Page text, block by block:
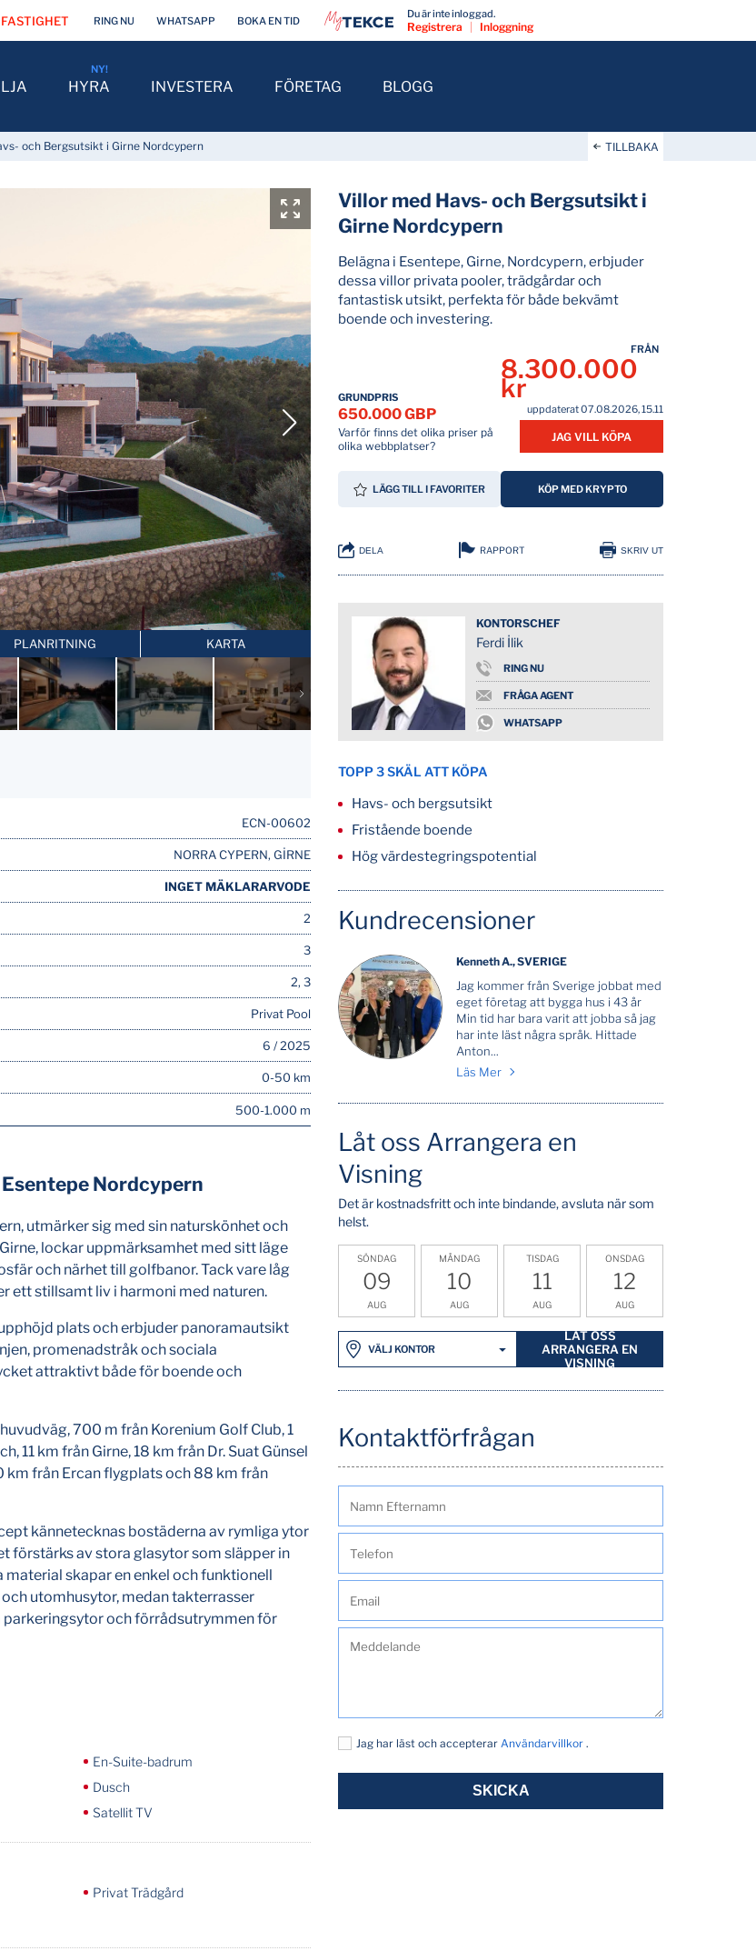
och Bergsutsikt i Girne Nordcypern TILLBAKA
PLANRITNING KARTA
DELA RAPPORT SKRIV UT
Villor med Havs- och Bergsutsikt i
Girne Nordcypern
Belägna i Esentepe, Girne, Nordcypern, erbjuder
dessa villor privata pooler, trädgårdar och
fantastisk utsikt, perfekta för både bekvämt
boende och investering.
GRUNDPRIS
650.000 GBP
Varför finns det olika priser på
olika webbplatser?
FRÅN
8.300.000
kr
uppdaterat 07.08.2026, 15.11
JAG VILL KÖPA
LÄGG TILL I FAVORITER KÖP MED KRYPTO
ECN-00602
NORRA CYPERN, GİRNE
INGET MÄKLARARVODE
2
3
2, 3
Privat Pool
6 / 2025
0-50 km
500-1.000 m
TOPP 3 SKÄL ATT KÖPA
Havs- och bergsutsikt
Fristående boende
Hög värdestegringspotential
Kundrecensioner
Kenneth A., SVERIGE
Jag kommer från Sverige jobbat med
eget företag att bygga hus i 43 år
Min tid har bara varit att jobba så jag
har inte läst några språk. Hittade
Anton...
Läs Mer
KONTORSCHEF
Ferdi İlik
RING NU
FRÅGA AGENT
WHATSAPP
Låt oss Arrangera en
Visning
Det är kostnadsfritt och inte bindande, avsluta när som
helst.
SÖNDAG
09
AUG
MÅNDAG
10
AUG
TISDAG
11
AUG
ONSDAG
12
AUG
VÄLJ KONTOR
LÅT OSS
ARRANGERA EN
VISNING
Kontaktförfrågan
Jag har läst och accepterarAnvändarvillkor.
SKICKA
Nordcypern
utmärker sig med sin naturskönhet och
lockar uppmärksamhet med sitt läge
och närhet till golfbanor. Tack vare låg
ett stillsamt liv i harmoni med naturen.
plats och erbjuder panoramautsikt
promenadstråk och sociala
attraktivt både för boende och
700 m från Korenium Golf Club, 1
11 km från Girne, 18 km från Dr. Suat Günsel
km från Ercan flygplats och 88 km från
kännetecknas bostäderna av rymliga ytor
förstärks av stora glasytor som släpper in
skapar en enkel och funktionell
utomhusytor, medan takterrasser
och förrådsutrymmen för
En-Suite-badrum
Dusch
Satellit TV
Privat Trädgård
HYRA INVESTERA FÖRETAG BLOGG
RING NU WHATSAPP BOKA EN TID
Du är inte inloggad.
Registrera Inloggning